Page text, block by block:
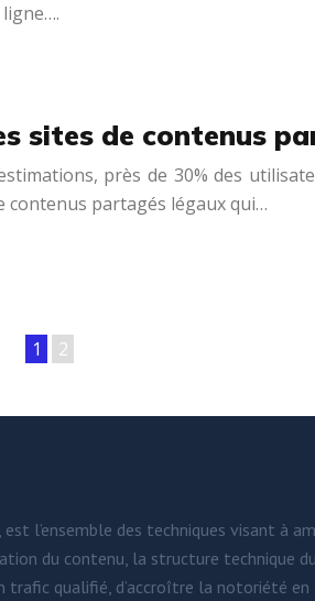
sites de contenus
près de 30% des
contenus partagés légaux qui…
1 2
l’ensemble des techniques visant à
du contenu, la structure technique
qualifié, d’accroître la notoriété en